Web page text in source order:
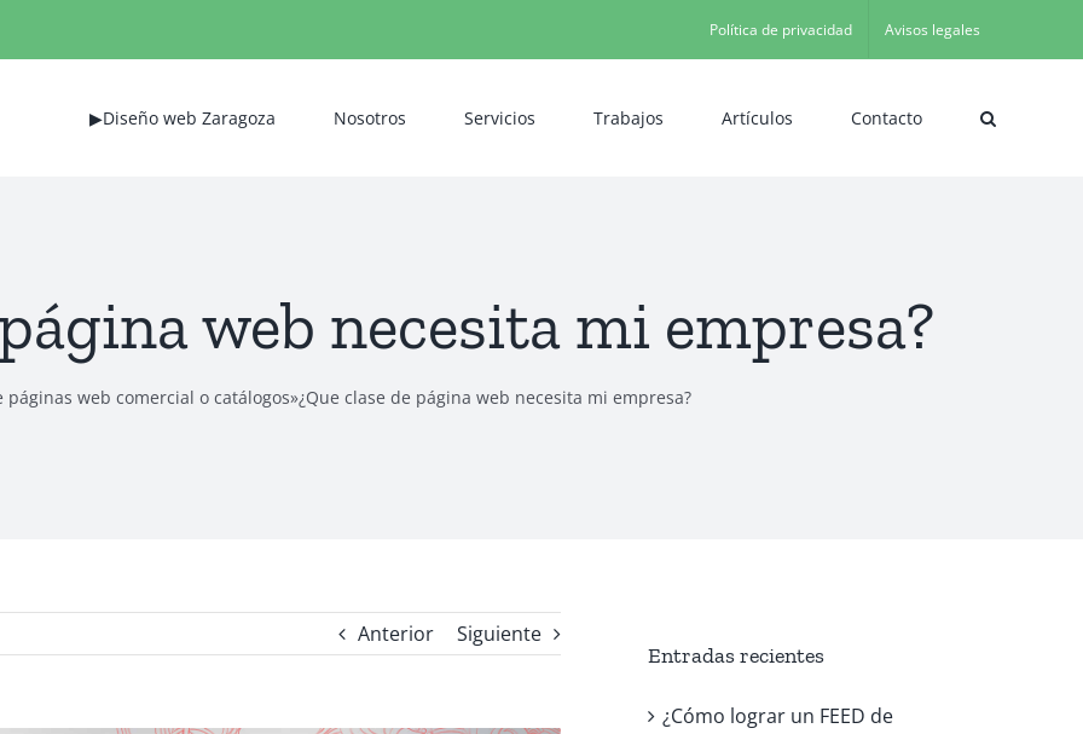
Política de privacidad Avisos legales
▶Diseño web Zaragoza Nosotros Servicios Trabajos Artículos Contacto
web necesita mi empresa?
páginas web comercial o catálogos»¿Que clase de página web necesita mi empresa?
Anterior Siguiente
Entradas recientes
¿Cómo lograr un FEED de